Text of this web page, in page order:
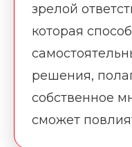
зрелой
которая
решения,
собственное
сможет